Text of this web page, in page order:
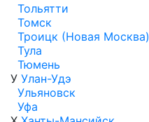
Тольятти
Томск
Троицк (Новая Москва)
Тула
Тюмень
У Улан-Удэ
Ульяновск
Уфа